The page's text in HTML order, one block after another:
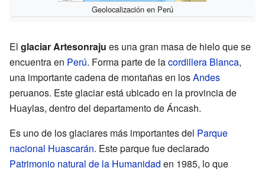
Geolocalización en Perú
El glaciar Artesonraju es una gran masa de hielo que se
encuentra en Perú. Forma parte de lacordillera Blanca,
una importante cadena de montañas en losAndes
peruanos. Este glaciar está ubicado en la provincia de
Huaylas, dentro del departamento de Áncash.
Es uno de los glaciares más importantes del Parque
nacional Huascarán. Este parque fue declarado
Patrimonio natural de la Humanidad en 1985, lo que